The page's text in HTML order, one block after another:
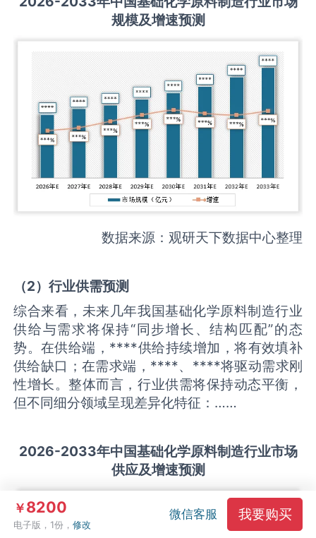
规模及增速预测
数据来源：观研天下数据中心整理
（2）行业供需预测
综合来看，未来几年我国基础化学原料制造行业
供给与需求将保持“同步增长、结构匹配”的态
势。在供给端，****供给持续增加，将有效填补
供给缺口；在需求端，****、****将驱动需求刚
性增长。整体而言，行业供需将保持动态平衡，
但不同细分领域呈现差异化特征：……
2026-2033年中国基础化学原料制造行业市场
供应及增速预测
￥8200
电子版，1份，修改
微信客服 我要购买